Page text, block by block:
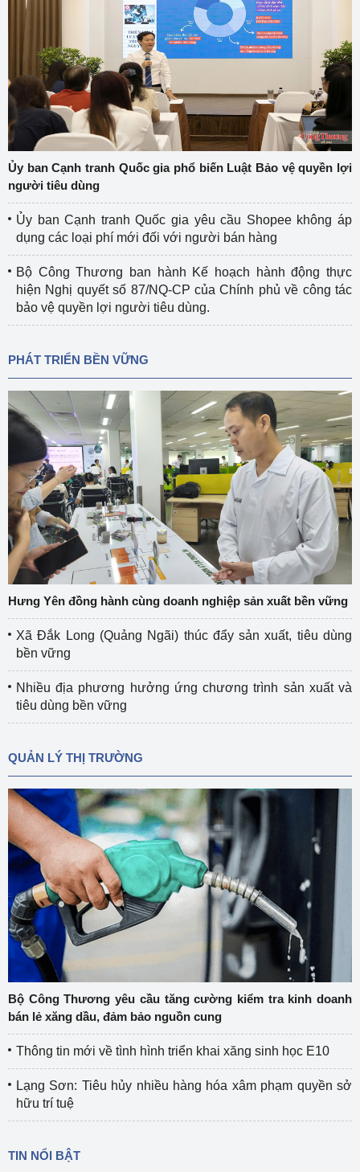
Ủy ban Cạnh tranh Quốc gia phổ biến Luật Bảo vệ quyền lợi
người tiêu dùng
Ủy ban Cạnh tranh Quốc gia yêu cầu Shopee không áp
dụng các loại phí mới đối với người bán hàng
Bộ Công Thương ban hành Kế hoạch hành động thực
hiện Nghị quyết số 87/NQ-CP của Chính phủ về công tác
bảo vệ quyền lợi người tiêu dùng.
PHÁT TRIỂN BỀN VỮNG
Hưng Yên đồng hành cùng doanh nghiệp sản xuất bền vững
Xã Đắk Long (Quảng Ngãi) thúc đẩy sản xuất, tiêu dùng
bền vững
Nhiều địa phương hưởng ứng chương trình sản xuất và
tiêu dùng bền vững
QUẢN LÝ THỊ TRƯỜNG
Bộ Công Thương yêu cầu tăng cường kiểm tra kinh doanh
bán lẻ xăng dầu, đảm bảo nguồn cung
Thông tin mới về tình hình triển khai xăng sinh học E10
Lạng Sơn: Tiêu hủy nhiều hàng hóa xâm phạm quyền sở
hữu trí tuệ
TIN NỔI BẬT